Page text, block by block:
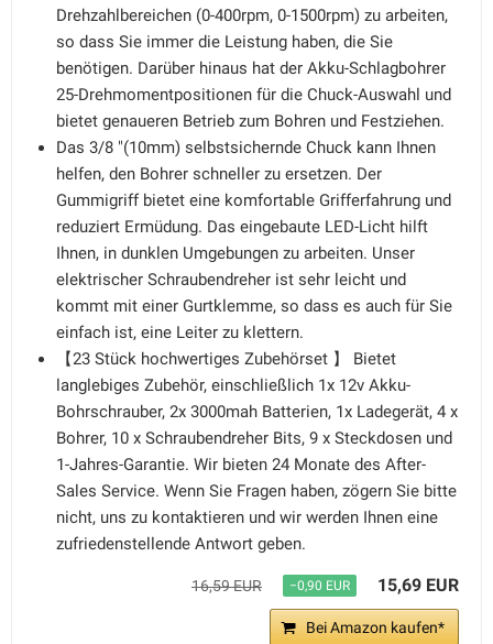
Drehzahlbereichen (0-400rpm, 0-1500rpm) zu arbeiten,
so dass Sie immer die Leistung haben, die Sie
benötigen. Darüber hinaus hat der Akku-Schlagbohrer
25-Drehmomentpositionen für die Chuck-Auswahl und
bietet genaueren Betrieb zum Bohren und Festziehen.
Das 3/8 "(10mm) selbstsichernde Chuck kann Ihnen
helfen, den Bohrer schneller zu ersetzen. Der
Gummigriff bietet eine komfortable Grifferfahrung und
reduziert Ermüdung. Das eingebaute LED-Licht hilft
Ihnen, in dunklen Umgebungen zu arbeiten. Unser
elektrischer Schraubendreher ist sehr leicht und
kommt mit einer Gurtklemme, so dass es auch für Sie
einfach ist, eine Leiter zu klettern.
【23 Stück hochwertiges Zubehörset 】 Bietet
langlebiges Zubehör, einschließlich 1x 12v Akku-
Bohrschrauber, 2x 3000mah Batterien, 1x Ladegerät, 4 x
Bohrer, 10 x Schraubendreher Bits, 9 x Steckdosen und
1-Jahres-Garantie. Wir bieten 24 Monate des After-
Sales Service. Wenn Sie Fragen haben, zögern Sie bitte
nicht, uns zu kontaktieren und wir werden Ihnen eine
zufriedenstellende Antwort geben.
16,59 EUR −0,90 EUR 15,69 EUR
Bei Amazon kaufen*